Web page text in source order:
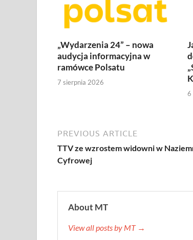
„Wydarzenia 24” – nowa
audycja informacyjna w
ramówce Polsatu
7 sierpnia 2026
6
PREVIOUS ARTICLE
TTV ze wzrostem widowni w
Cyfrowej
About MT
View all posts by MT →